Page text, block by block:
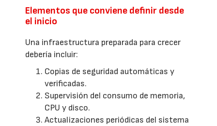
Elementos que conviene definir desde
el inicio
Una infraestructura preparada para crecer
debería incluir:
Copias de seguridad automáticas y
verificadas.
Supervisión del consumo de memoria,
CPU y disco.
Actualizaciones periódicas del sistema